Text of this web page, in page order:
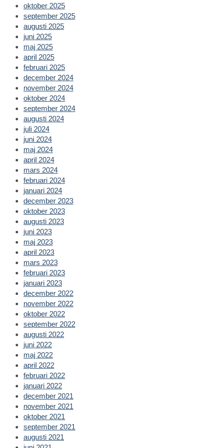
oktober 2025
september 2025
augusti 2025
juni 2025
maj 2025
april 2025
februari 2025
december 2024
november 2024
oktober 2024
september 2024
augusti 2024
juli 2024
juni 2024
maj 2024
april 2024
mars 2024
februari 2024
januari 2024
december 2023
oktober 2023
augusti 2023
juni 2023
maj 2023
april 2023
mars 2023
februari 2023
januari 2023
december 2022
november 2022
oktober 2022
september 2022
augusti 2022
juni 2022
maj 2022
april 2022
februari 2022
januari 2022
december 2021
november 2021
oktober 2021
september 2021
augusti 2021